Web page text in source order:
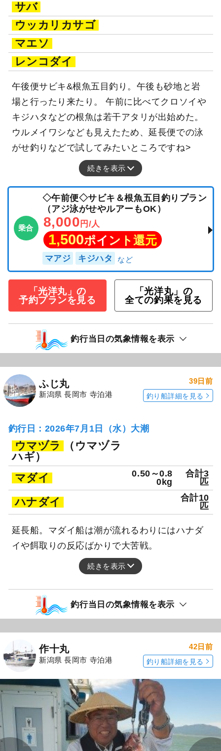
サバ
ウッカリカサゴ
マエソ
レンコダイ
午後便サビキ&根魚五目釣り。午後も砂地と岩
場と行ったり来たり。 午前に比べてクロソイや
キジハタなどの根魚は若干アタリが出始めた。
ウルメイワシなども見えたため、延長便での泳
がせ釣りなどで試してみたいところですね>
続きを表示
乗合
◇午前便◇サビキ＆根魚五目釣りプラン
（アジ泳がせやルアーもOK）
8,000 円/人
1,500ポイント還元
マアジ キジハタ
「光洋丸」の
予約プランを見る
「光洋丸」の
全ての釣果を見る
釣行当日の気象情報を表示
ふじ丸
新潟県 長岡市 寺泊港
39日前
釣り船詳細を見る
釣行日：2026年7月1日（水）大潮
ウマヅラ
（ウマヅラ
ハギ）
マダイ
0.50～0.8
0kg
合計3
匹
ハナダイ
合計10
匹
延長船。マダイ船は潮が流れるわりにはハナダ
イや餌取りの反応ばかりで大苦戦。
続きを表示
釣行当日の気象情報を表示
作十丸
新潟県 長岡市 寺泊港
42日前
釣り船詳細を見る